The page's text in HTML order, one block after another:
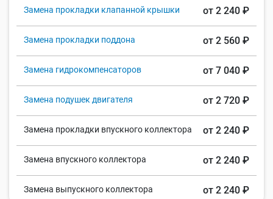
Замена прокладки клапанной крышки от 2 240 ₽
Замена прокладки поддона от 2 560 ₽
Замена гидрокомпенсаторов от 7 040 ₽
Замена подушек двигателя от 2 720 ₽
Замена прокладки впускного коллектора от 2 240 ₽
Замена впускного коллектора от 2 240 ₽
Замена выпускного коллектора от 2 240 ₽